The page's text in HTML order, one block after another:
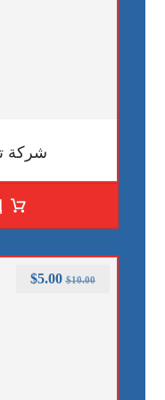
شركة
$10.00
$5.00